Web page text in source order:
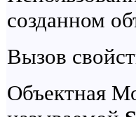
созданном
Вызов
Объектная